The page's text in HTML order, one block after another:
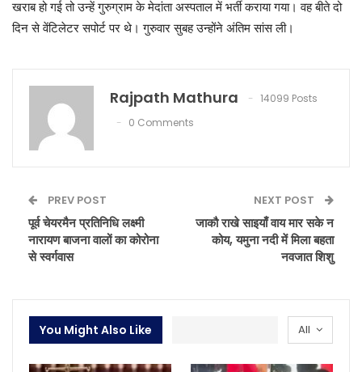
खराब हो गई तो उन्हें गुरुग्राम के मेदांता अस्पताल में भर्ती कराया गया। वह बीते दो
दिन से वेंटिलेटर सपोर्ट पर थे। गुरुवार सुबह उन्होंने अंतिम सांस ली।
Rajpath Mathura
14099 Posts
0 Comments
PREV POST
पूर्व चेयरमैन प्रतिनिधि लक्ष्मी
नारायण बाजना वालों का कोरोना
से स्वर्गवास
NEXT POST
जाकौ राखे साइयाँ वाय मार सके न
कोय, यमुना नदी में मिला बहता
नवजात शिशु
All
You Might Also Like